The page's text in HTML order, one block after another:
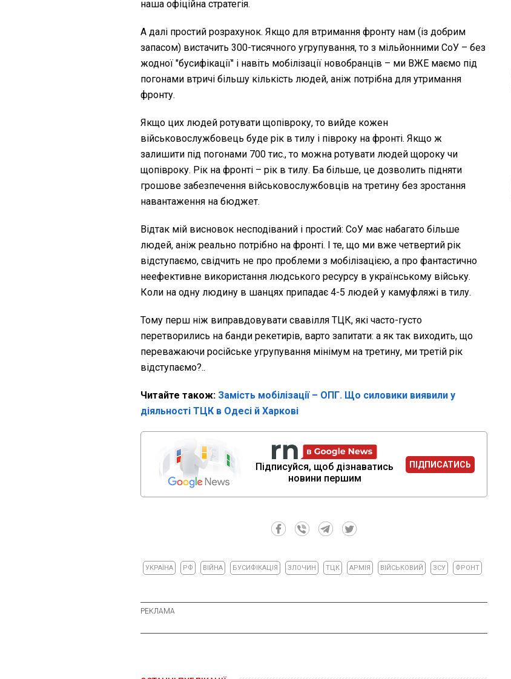
наша офіційна стратегія.
А далі простий розрахунок. Якщо для втримання фронту нам (із добрим
запасом) вистачить 300-тисячного угрупування, то з мільйонними СоУ – без
жодної "бусифікації" і навіть мобілізації новобранців – ми ВЖЕ маємо під
погонами втричі більшу кількість людей, аніж потрібна для утримання
фронту.
Якщо цих людей ротувати щопівроку, то вийде кожен
військовослужбовець буде рік в тилу і півроку на фронті. Якщо ж
залишити під погонами 700 тис., то можна ротувати людей щороку чи
щопівроку. Рік на фронті – рік в тилу. Ба більше, це дозволить підняти
грошове забезпечення військовослужбовців на третину без зростання
навантаження на бюджет.
Відтак мій висновок несподіваний і простий: СоУ має набагато більше
людей, аніж реально потрібно на фронті. І те, що ми вже четвертий рік
відступаємо, свідчить не про проблеми з мобілізацією, а про фантастично
неефективне використання людського ресурсу в українському війську.
Коли на одну людину в шанцях припадає 4-5 людей у камуфляжі в тилу.
Тому перш ніж виправдовувати свавілля ТЦК, які часто-густо
перетворились на банди рекетирів, варто запитати: а як так виходить, що
переважаючи російське угрупування мінімум на третину, ми третій рік
відступаємо?..
Читайте також: Замість мобілізації – ОПГ. Що силовики виявили у
діяльності ТЦК в Одесі й Харкові
Підписуйся, щоб дізнаватись
новини першим
ПІДПИСАТИСЬ
УКРАЇНА РФ ВІЙНА БУСИФІКАЦІЯ ЗЛОЧИН ТЦК АРМІЯ ВІЙСЬКОВИЙ ЗСУ ФРОНТ